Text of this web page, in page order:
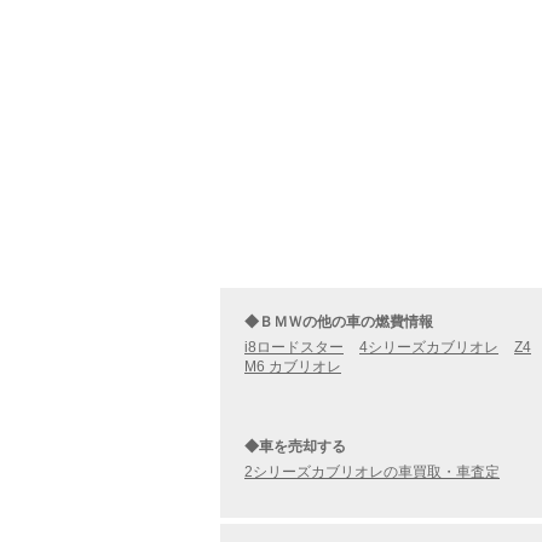
◆ＢＭＷの他の車の燃費情報
i8ロードスター
4シリーズカブリオレ Z4
M6 カブリオレ
◆車を売却する
2シリーズカブリオレの車買取・車査定